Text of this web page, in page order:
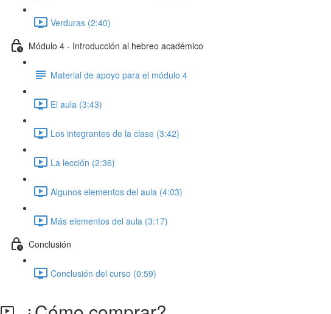
Verduras (2:40)
Módulo 4 - Introducción al hebreo académico
Material de apoyo para el módulo 4
El aula (3:43)
Los integrantes de la clase (3:42)
La lección (2:36)
Algunos elementos del aula (4:03)
Más elementos del aula (3:17)
Conclusión
Conclusión del curso (0:59)